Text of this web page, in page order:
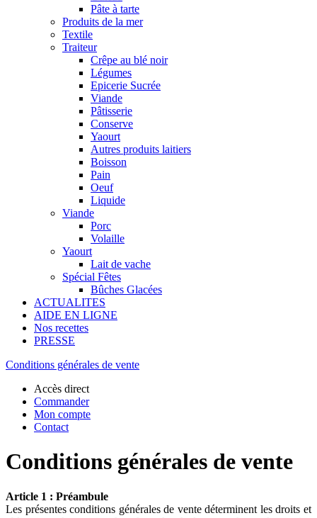
Pâte à tarte
Produits de la mer
Textile
Traiteur
Crêpe au blé noir
Légumes
Epicerie Sucrée
Viande
Pâtisserie
Conserve
Yaourt
Autres produits laitiers
Boisson
Pain
Oeuf
Liquide
Viande
Porc
Volaille
Yaourt
Lait de vache
Spécial Fêtes
Bûches Glacées
ACTUALITES
AIDE EN LIGNE
Nos recettes
PRESSE
Conditions générales de vente
Accès direct
Commander
Mon compte
Contact
Conditions générales de vente
Article 1 : Préambule
Les présentes conditions générales de vente déterminent les droits et